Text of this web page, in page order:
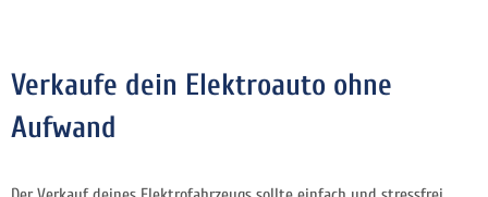
Verkaufe dein Elektroauto ohne
Aufwand